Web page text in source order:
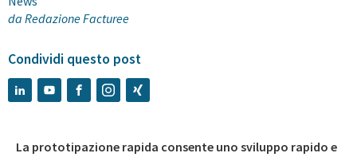
da Redazione Facturee
Condividi questo post
La prototipazione rapida consente uno sviluppo rapido e